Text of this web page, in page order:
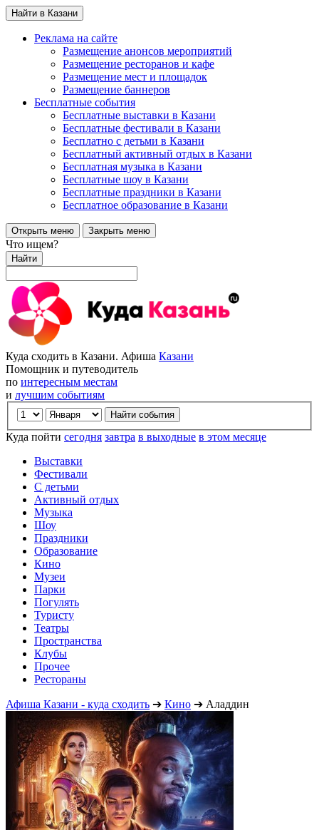
Найти в Казани
Реклама на сайте
Размещение анонсов мероприятий
Размещение ресторанов и кафе
Размещение мест и площадок
Размещение баннеров
Бесплатные события
Бесплатные выставки в Казани
Бесплатные фестивали в Казани
Бесплатно с детьми в Казани
Бесплатный активный отдых в Казани
Бесплатная музыка в Казани
Бесплатные шоу в Казани
Бесплатные праздники в Казани
Бесплатное образование в Казани
Открыть меню Закрыть меню
Что ищем?
Найти
Куда сходить в Казани. Афиша Казани
Помощник и путеводитель
по интересным местам
и лучшим событиям
Куда пойти сегодня завтра в выходные в этом месяце
Выставки
Фестивали
С детьми
Активный отдых
Музыка
Шоу
Праздники
Образование
Кино
Музеи
Парки
Погулять
Туристу
Театры
Пространства
Клубы
Прочее
Рестораны
Афиша Казани - куда сходить ➔ Кино ➔ Аладдин